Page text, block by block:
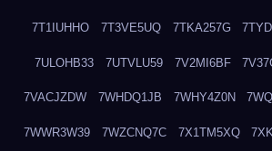
7T1IUHHO 7T3VE5UQ 7TKA257G
7ULOHB33 7UTVLU59 7V2MI6BF
7VACJZDW 7WHDQ1JB 7WHY4Z0N
7WWR3W39 7WZCNQ7C 7X1TM5XQ